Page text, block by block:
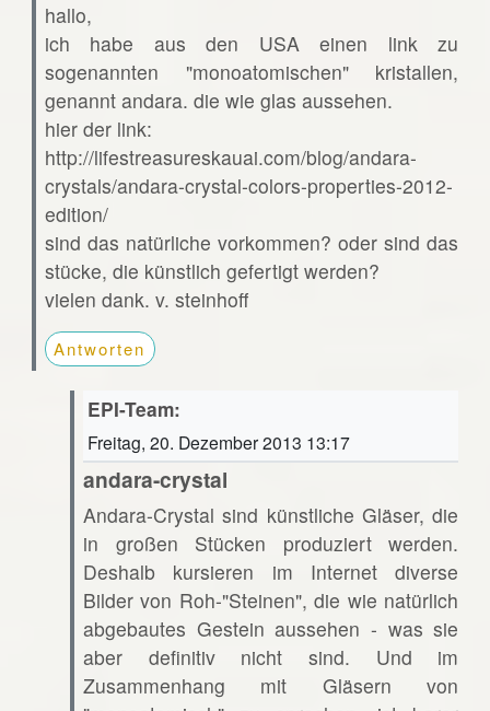
hallo,
ich habe aus den USA einen link zu
sogenannten "monoatomischen" kristallen,
genannt andara. die wie glas aussehen.
hier der link:
http://lifestreasureskauai.com/blog/andara-
crystals/andara-crystal-colors-properties-2012-
edition/
sind das natürliche vorkommen? oder sind das
stücke, die künstlich gefertigt werden?
vielen dank. v. steinhoff
Antworten
EPI-Team:
Freitag, 20. Dezember 2013 13:17
andara-crystal
Andara-Crystal sind künstliche Gläser, die
in großen Stücken produziert werden.
Deshalb kursieren im Internet diverse
Bilder von Roh-"Steinen", die wie natürlich
abgebautes Gestein aussehen - was sie
aber definitiv nicht sind. Und im
Zusammenhang mit Gläsern von